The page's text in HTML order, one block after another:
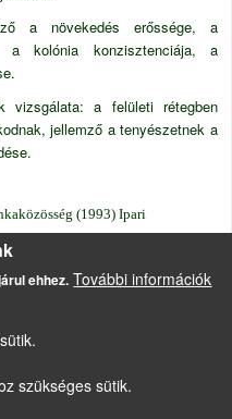
a növekedés erőssége, a
a kolónia konzisztenciája, a
vizsgálata: a felületi rétegben
jellemző a tenyészetnek a
(1993) Ipari
A.) Műegyetemi Kiadó,
ehhez. További információk
szükséges sütik.